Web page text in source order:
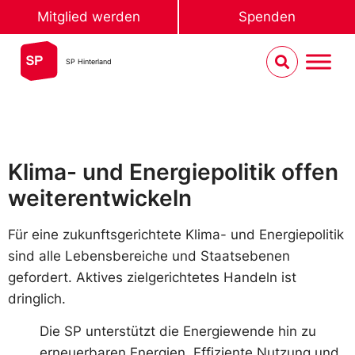
Mitglied werden Spenden
SP Hinterland
Klima- und Energiepolitik offen
weiterentwickeln
Für eine zukunftsgerichtete Klima- und Energiepolitik
sind alle Lebensbereiche und Staatsebenen
gefordert. Aktives zielgerichtetes Handeln ist
dringlich.
Die SP unterstützt die Energiewende hin zu